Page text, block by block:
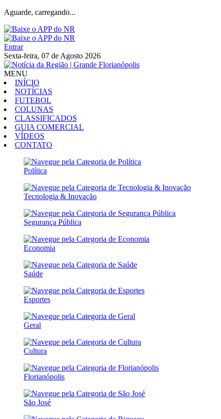
Aguarde, carregando...
Entrar
Sexta-feira, 07 de Agosto 2026
MENU
INÍCIO
NOTÍCIAS
FUTEBOL
COLUNAS
CLASSIFICADOS
GUIA COMERCIAL
VÍDEOS
CONTATO
Política
Tecnologia & Inovação
Segurança Pública
Economia
Saúde
Esportes
Geral
Cultura
Florianópolis
São José